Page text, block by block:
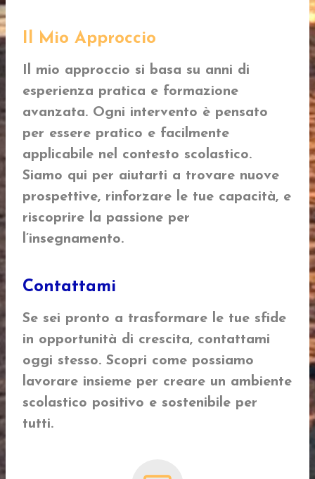
Il Mio Approccio
Il mio approccio si basa su anni di
esperienza pratica e formazione
avanzata. Ogni intervento è pensato
per essere pratico e facilmente
applicabile nel contesto scolastico.
Siamo qui per aiutarti a trovare nuove
prospettive, rinforzare le tue capacità, e
riscoprire la passione per
l’insegnamento.
Contattami
Se sei pronto a trasformare le tue sfide
in opportunità di crescita, contattami
oggi stesso. Scopri come possiamo
lavorare insieme per creare un ambiente
scolastico positivo e sostenibile per
tutti.